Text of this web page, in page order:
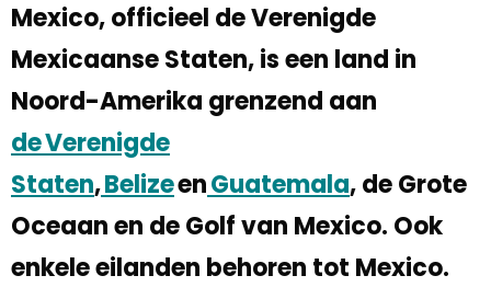
Mexico, officieel de Verenigde
Mexicaanse Staten, is een land in
Noord-Amerika grenzend aan
de Verenigde
Staten,BelizeenGuatemala, de Grote
Oceaan en de Golf van Mexico. Ook
enkele eilanden behoren tot Mexico.